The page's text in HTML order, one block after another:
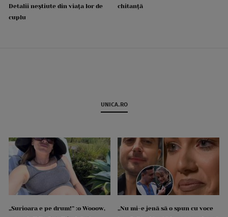
Detalii neștiute din viața lor de
cuplu
chitanță
UNICA.RO
„Surioara e pe drum!” :o Wooow,
„Nu mi-e jenă să o spun cu voce